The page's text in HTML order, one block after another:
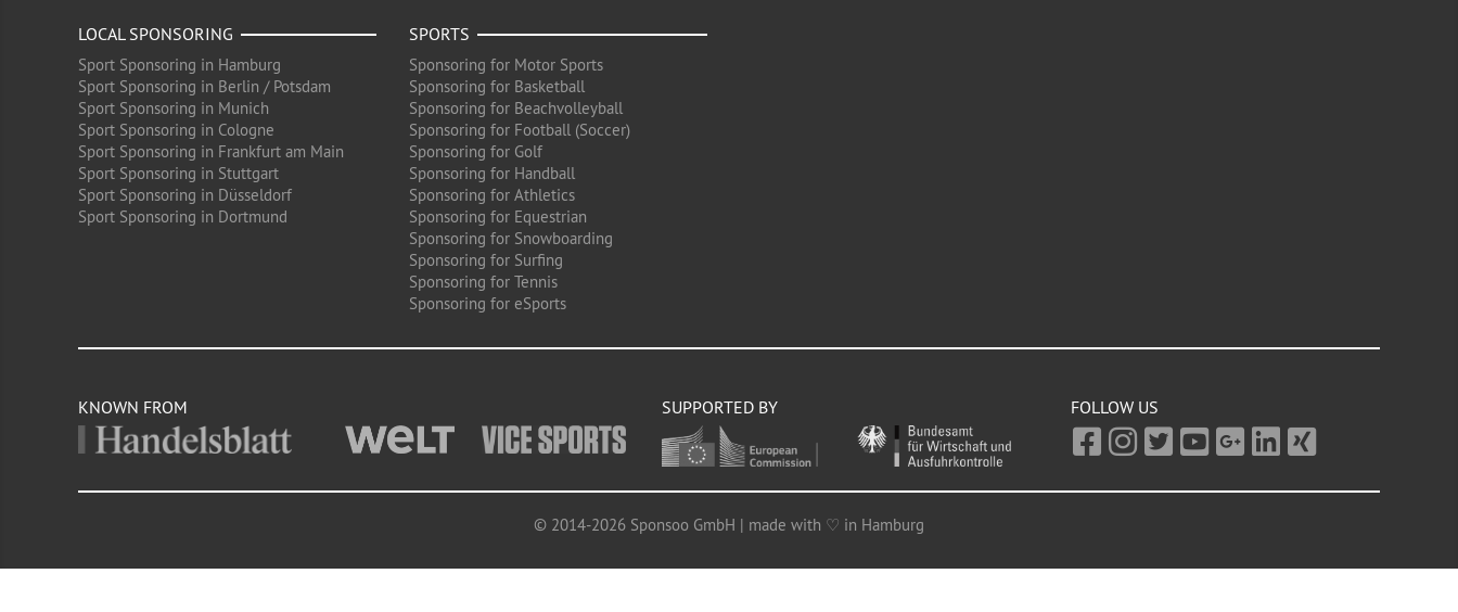
LOCAL SPONSORING
Sport Sponsoring in Hamburg
Sport Sponsoring in Berlin / Potsdam
Sport Sponsoring in Munich
Sport Sponsoring in Cologne
Sport Sponsoring in Frankfurt am Main
Sport Sponsoring in Stuttgart
Sport Sponsoring in Düsseldorf
Sport Sponsoring in Dortmund
SPORTS
Sponsoring for Motor Sports
Sponsoring for Basketball
Sponsoring for Beachvolleyball
Sponsoring for Football (Soccer)
Sponsoring for Golf
Sponsoring for Handball
Sponsoring for Athletics
Sponsoring for Equestrian
Sponsoring for Snowboarding
Sponsoring for Surfing
Sponsoring for Tennis
Sponsoring for eSports
KNOWN FROM SUPPORTED BY FOLLOW US
© 2014-2026 Sponsoo GmbH | made with ♡ in Hamburg